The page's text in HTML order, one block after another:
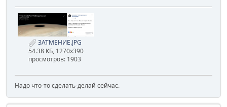
ЗАТМЕНИЕ.JPG
54.38 КБ, 1270x390
просмотров: 1903
Надо что-то сделать-делай сейчас.